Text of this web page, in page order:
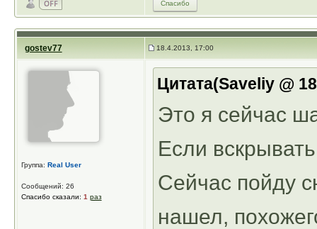
Спасибо
gostev77 18.4.2013, 17:00
Группа: Real User
Сообщений: 26
Спасибо сказали: 1 раз
Цитата(Saveliy @
Это я сейчас
Если
Сейчас пойду
нашел,